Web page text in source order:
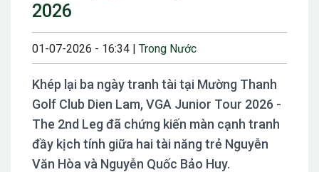
2026
01-07-2026 - 16:34 | Trong Nước
Khép lại ba ngày tranh tài tại Mường Thanh
Golf Club Dien Lam, VGA Junior Tour 2026 -
The 2nd Leg đã chứng kiến màn cạnh tranh
đầy kịch tính giữa hai tài năng trẻ Nguyễn
Văn Hòa và Nguyễn Quốc Bảo Huy.